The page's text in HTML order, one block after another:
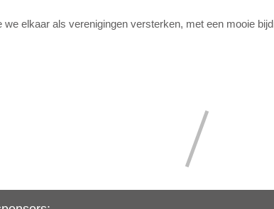
we elkaar als verenigingen versterken, met een mooie